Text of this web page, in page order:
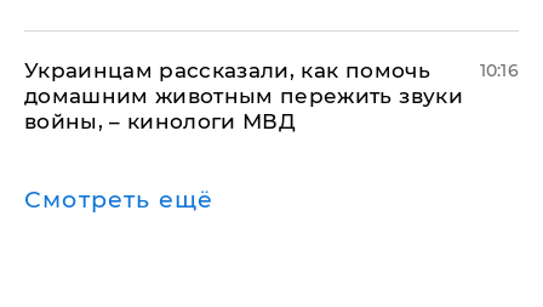
Украинцам рассказали, как помочь
домашним животным пережить звуки
войны, – кинологи МВД
10:16
Смотреть ещё